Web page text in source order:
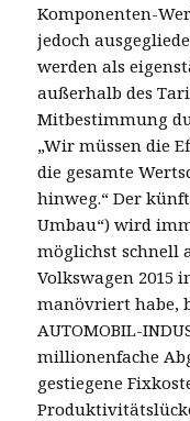
Komponenten-
jedoch
werden als
außerhalb des
Mitbestimmung
„Wir müssen die
die gesamte
hinweg.“ Der
Umbau“) wird
möglichst schnell
Volkswagen 2015
manövriert habe,
AUTOMOBIL-
millionenfache
gestiegene